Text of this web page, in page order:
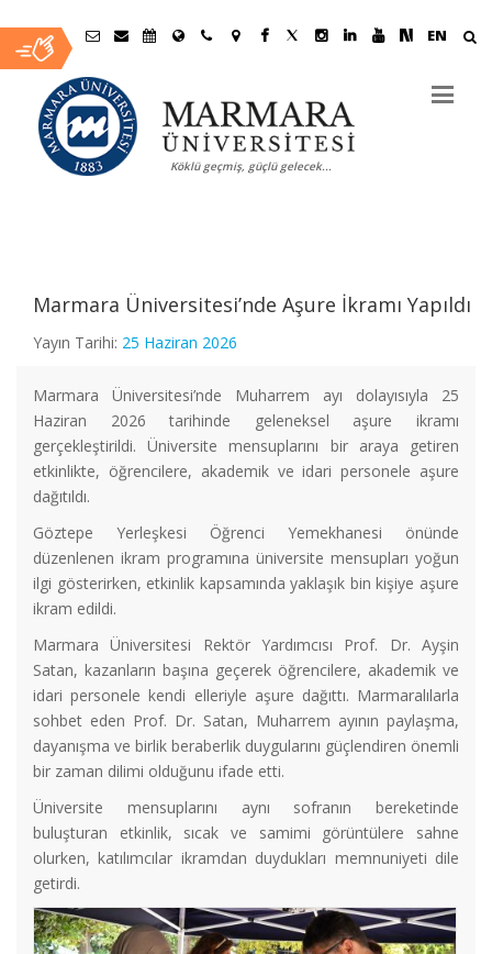
EN
Marmara
Üniversitesi
Köklü geçmiş, güçlü gelecek...
İçerikMarmara Üniversitesi’nde Aşure İkramı Yapıldı
Yayın Tarihi: 25 Haziran 2026
Marmara Üniversitesi’nde Muharrem ayı dolayısıyla 25
Haziran 2026 tarihinde geleneksel aşure ikramı
gerçekleştirildi. Üniversite mensuplarını bir araya getiren
etkinlikte, öğrencilere, akademik ve idari personele aşure
dağıtıldı.
Göztepe Yerleşkesi Öğrenci Yemekhanesi önünde
düzenlenen ikram programına üniversite mensupları yoğun
ilgi gösterirken, etkinlik kapsamında yaklaşık bin kişiye aşure
ikram edildi.
Marmara Üniversitesi Rektör Yardımcısı Prof. Dr. Ayşin
Satan, kazanların başına geçerek öğrencilere, akademik ve
idari personele kendi elleriyle aşure dağıttı. Marmaralılarla
sohbet eden Prof. Dr. Satan, Muharrem ayının paylaşma,
dayanışma ve birlik beraberlik duygularını güçlendiren önemli
bir zaman dilimi olduğunu ifade etti.
Üniversite mensuplarını aynı sofranın bereketinde
buluşturan etkinlik, sıcak ve samimi görüntülere sahne
olurken, katılımcılar ikramdan duydukları memnuniyeti dile
getirdi.